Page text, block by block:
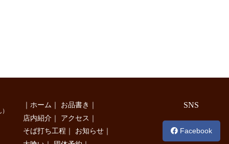
｜ ホーム ｜ お品書き ｜
店内紹介 ｜ アクセス ｜
そば打ち工程 ｜ お知らせ ｜
SNS
Facebook